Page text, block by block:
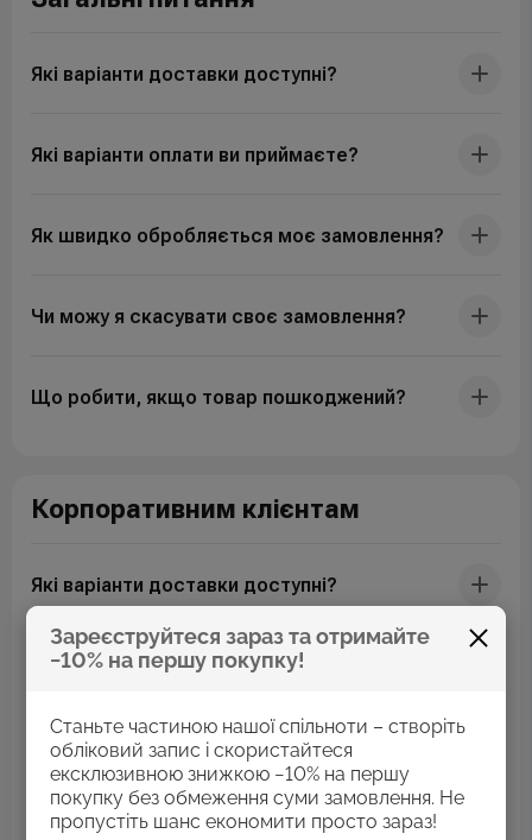
Зареєструйтеся зараз та отримайте
−10% на першу покупку!
Станьте частиною нашої спільноти – створіть
обліковий запис і скористайтеся
ексклюзивною знижкою −10% на першу
покупку без обмеження суми замовлення. Не
пропустіть шанс економити просто зараз!
Які варіанти доставки доступні?
Які варіанти оплати ви приймаєте?
Як швидко обробляється моє замовлення?
Чи можу я скасувати своє замовлення?
Що робити, якщо товар пошкоджений?
Корпоративним клієнтам
Які варіанти доставки доступні?
Які варіанти оплати ви приймаєте?
Як швидко обробляється моє замовлення?
Чи можу я скасувати своє замовлення?